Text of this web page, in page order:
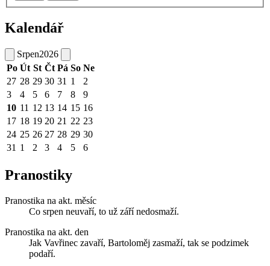
Kalendář
Srpen2026
Po Út St Čt Pá So Ne
27 28 29 30 31 1
2
3
4 5 6 7 8
9
10 11 12 13 14 15 16
17 18 19 20 21 22 23
24 25 26 27 28 29 30
31 1 2 3 4 5 6
Pranostiky
Pranostika na akt. měsíc
Co srpen neuvaří, to už září nedosmaží.
Pranostika na akt. den
Jak Vavřinec zavaří, Bartoloměj zasmaží, tak se podzimek
podaří.